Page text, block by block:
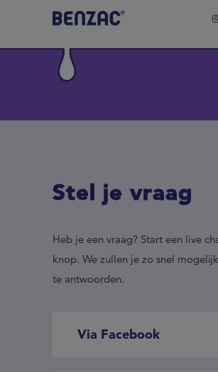
Stel je vraag
Heb je een vraag? Start een live
knop. We zullen je zo snel
te antwoorden.
Via Facebook